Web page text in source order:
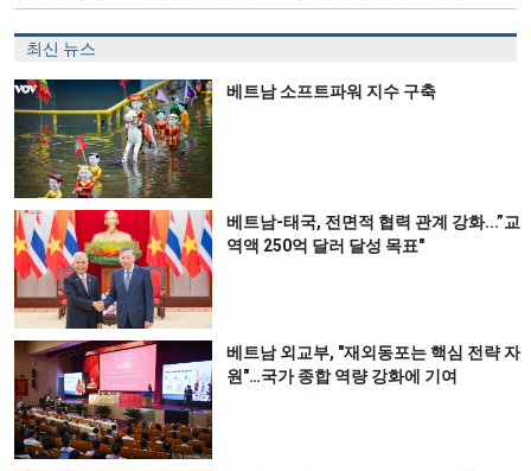
최신 뉴스
베트남 소프트파워 지수 구축
베트남-태국, 전면적 협력 관계 강화...”교
역액 250억 달러 달성 목표"
베트남 외교부, "재외동포는 핵심 전략 자
원"…국가 종합 역량 강화에 기여